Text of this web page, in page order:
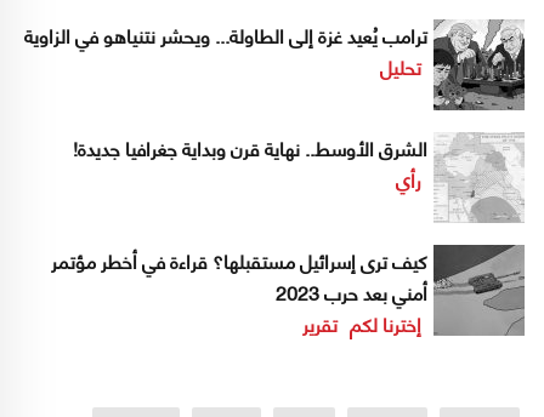
ترامب يُعيد غزة إلى الطاولة... ويحشر نتنياهو في الزاوية
تحليل
الشرق الأوسط.. نهاية قرن وبداية جغرافيا جديدة!
رأي
كيف ترى إسرائيل مستقبلها؟ قراءة في أخطر مؤتمر
أمني بعد حرب 2023
إخترنا لكم تقرير